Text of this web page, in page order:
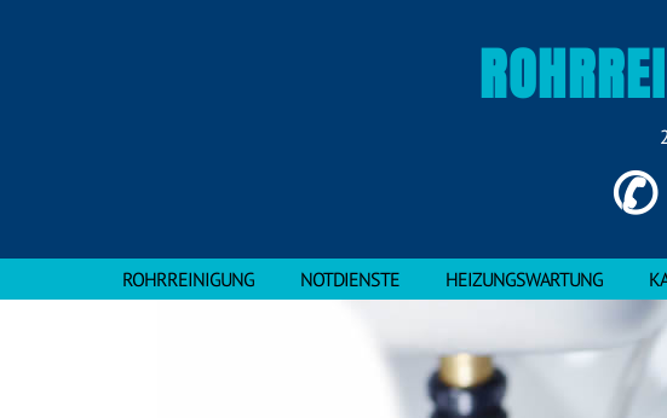
✆
ROHRREINIGUNG NOTDIENSTE HEIZUNGSWARTUNG